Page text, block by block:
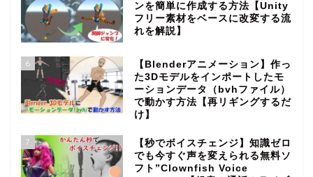
ンを簡単に作成する方法【Unity
フリー素材をベースに改変する流
れを解説】
6
【Blenderアニメーション】作っ
た3Dモデルをインポートしたモ
ーションデータ（bvhファイル）
で動かす方法【再リギングするだ
け】
7
【秒でボイスチェンジ】知識ゼロ
でも今すぐ声を変えられる無料ソ
フト”Clownfish Voice